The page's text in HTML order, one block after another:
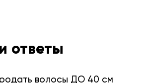
ответы
волосы ДО 40 см